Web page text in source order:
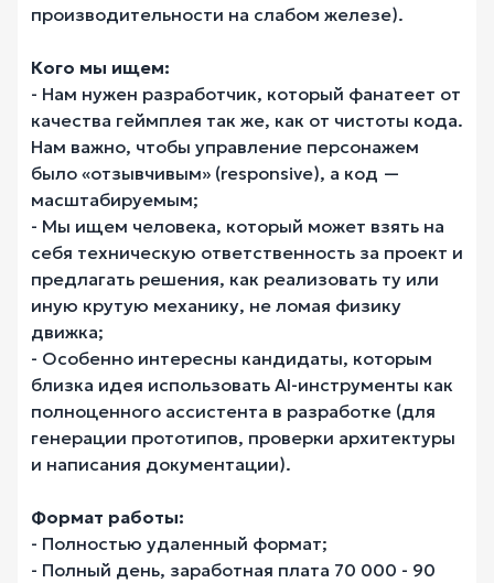
производительности на слабом железе).
Кого мы ищем:
- Нам нужен разработчик, который фанатеет от
качества геймплея так же, как от чистоты кода.
Нам важно, чтобы управление персонажем
было «отзывчивым» (responsive), а код —
масштабируемым;
- Мы ищем человека, который может взять на
себя техническую ответственность за проект и
предлагать решения, как реализовать ту или
иную крутую механику, не ломая физику
движка;
- Особенно интересны кандидаты, которым
близка идея использовать AI-инструменты как
полноценного ассистента в разработке (для
генерации прототипов, проверки архитектуры
и написания документации).
Формат работы:
- Полностью удаленный формат;
- Полный день, заработная плата 70 000 - 90